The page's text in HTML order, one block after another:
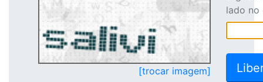
[trocar imagem]
lado no